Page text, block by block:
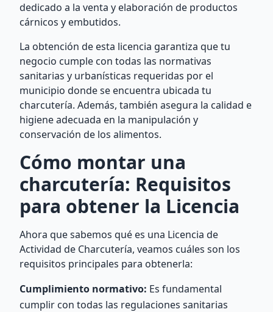
dedicado a la venta y elaboración de productos
cárnicos y embutidos.
La obtención de esta licencia garantiza que tu
negocio cumple con todas las normativas
sanitarias y urbanísticas requeridas por el
municipio donde se encuentra ubicada tu
charcutería. Además, también asegura la calidad e
higiene adecuada en la manipulación y
conservación de los alimentos.
Cómo montar una
charcutería: Requisitos
para obtener la Licencia
Ahora que sabemos qué es una Licencia de
Actividad de Charcutería, veamos cuáles son los
requisitos principales para obtenerla:
Cumplimiento normativo: Es fundamental
cumplir con todas las regulaciones sanitarias